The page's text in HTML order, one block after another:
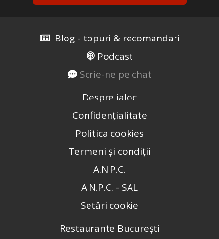
Blog - topuri & recomandari
Podcast
Scrie-ne pe chat
Despre ialoc
Confidențialitate
Politica cookies
Termeni și condiții
A.N.P.C.
A.N.P.C. - SAL
Setări cookie
Restaurante București